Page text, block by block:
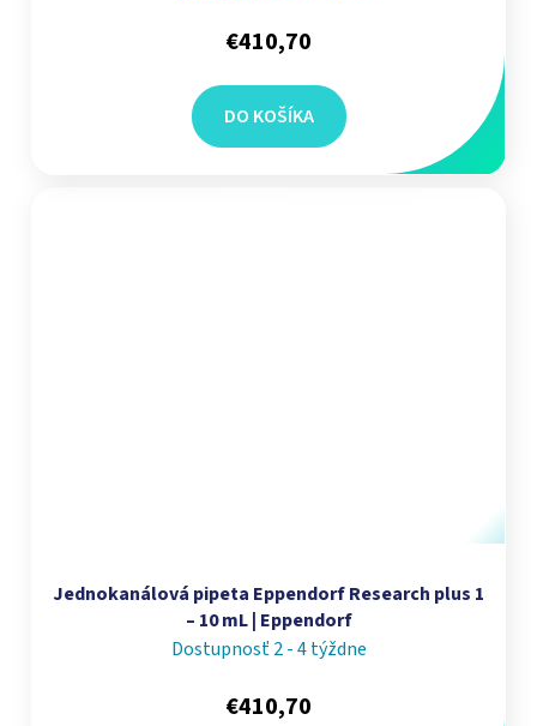
€410,70
DO KOŠÍKA
Jednokanálová pipeta Eppendorf Research plus 1
– 10 mL | Eppendorf
Dostupnosť 2 - 4 týždne
€410,70